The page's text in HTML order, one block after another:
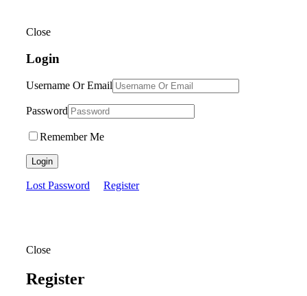
Close
Login
Username Or Email
Password
Remember Me
Login
Lost Password Register
Close
Register